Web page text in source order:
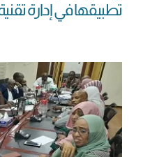
تطبيقها في إدارة